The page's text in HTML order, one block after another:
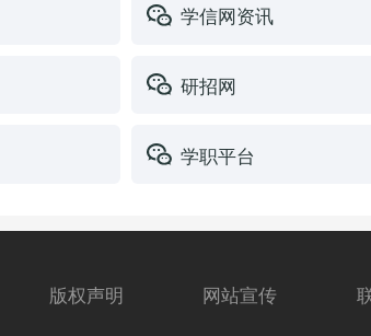
学信网资讯
研招网
学职平台
版权声明 网站宣传